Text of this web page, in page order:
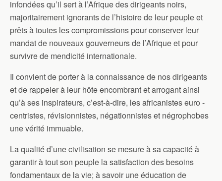
infondées qu’il sert à l’Afrique des dirigeants noirs,
majoritairement ignorants de l’histoire de leur peuple et
prêts à toutes les compromissions pour conserver leur
mandat de nouveaux gouverneurs de l’Afrique et pour
survivre de mendicité internationale.
Il convient de porter à la connaissance de nos dirigeants
et de rappeler à leur hôte encombrant et arrogant ainsi
qu’à ses inspirateurs, c’est-à-dire, les africanistes euro -
centristes, révisionnistes, négationnistes et négrophobes
une vérité immuable.
La qualité d’une civilisation se mesure à sa capacité à
garantir à tout son peuple la satisfaction des besoins
fondamentaux de la vie; à savoir une éducation de